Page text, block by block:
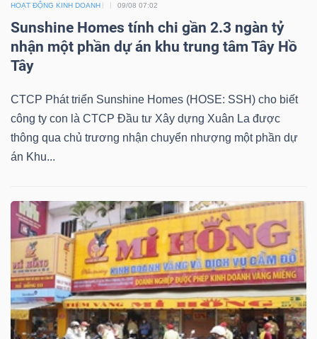
HOẠT ĐỘNG KINH DOANH 09/08 07:02
Sunshine Homes tính chi gần 2.3 ngàn tỷ
nhận một phần dự án khu trung tâm Tây Hồ
Tây
CTCP Phát triển Sunshine Homes (HOSE: SSH) cho biết
công ty con là CTCP Đầu tư Xây dựng Xuân La được
thông qua chủ trương nhận chuyển nhượng một phần dự
án Khu...
NGUYÊN
VẬT
LIỆU
CÔNG
TIÊU
DÙNG
KHÔNG
THIẾT